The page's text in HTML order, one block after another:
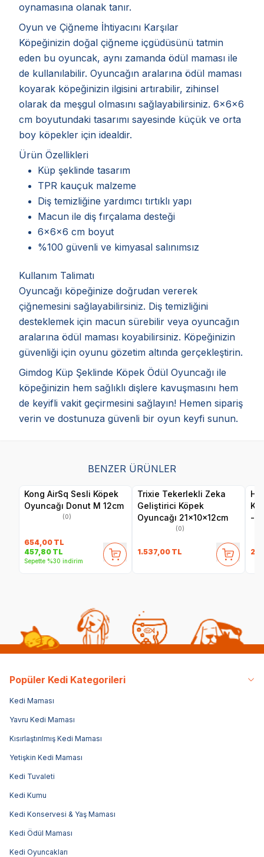
oynamasına olanak tanır.
Oyun ve Çiğneme İhtiyacını Karşılar
Köpeğinizin doğal çiğneme içgüdüsünü tatmin
eden bu oyuncak, aynı zamanda ödül maması ile
de kullanılabilir. Oyuncağın aralarına ödül maması
koyarak köpeğinizin ilgisini artırabilir, zihinsel
olarak da meşgul olmasını sağlayabilirsiniz. 6x6x6
cm boyutundaki tasarımı sayesinde küçük ve orta
boy köpekler için idealdir.
Ürün Özellikleri
Küp şeklinde tasarım
TPR kauçuk malzeme
Diş temizliğine yardımcı tırtıklı yapı
Macun ile diş fırçalama desteği
6x6x6 cm boyut
%100 güvenli ve kimyasal salınımsız
Kullanım Talimatı
Oyuncağı köpeğinize doğrudan vererek
çiğnemesini sağlayabilirsiniz. Diş temizliğini
desteklemek için macun sürebilir veya oyuncağın
aralarına ödül maması koyabilirsiniz. Köpeğinizin
güvenliği için oyunu gözetim altında gerçekleştirin.
Gimdog Küp Şeklinde Köpek Ödül Oyuncağı ile
köpeğinizin hem sağlıklı dişlere kavuşmasını hem
de keyifli vakit geçirmesini sağlayın! Hemen sipariş
verin ve dostunuza güvenli bir oyun keyfi sunun.
BENZER ÜRÜNLER
Kong AirSq Sesli Köpek
Oyuncağı Donut M 12cm
(0)
654,00 TL
457,80 TL
Sepette %30 indirim
Trixie Tekerlekli Zeka
Geliştirici Köpek
Oyuncağı 21x10x12cm
(0)
1.537,00 TL
-
Popüler Kedi Kategorileri
Kedi Maması
Yavru Kedi Maması
Kısırlaştırılmış Kedi Maması
Yetişkin Kedi Maması
Kedi Tuvaleti
Kedi Kumu
Kedi Konservesi & Yaş Maması
Kedi Ödül Maması
Kedi Oyuncakları